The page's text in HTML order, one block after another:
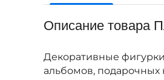
Описание товара
Декоративные
альбомов, подарочных